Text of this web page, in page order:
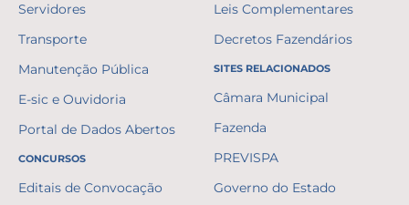
Servidores
Transporte
Manutenção Pública
E-sic e Ouvidoria
Portal de Dados Abertos
CONCURSOS
Editais de Convocação
Leis Complementares
Decretos Fazendários
SITES RELACIONADOS
Câmara Municipal
Fazenda
PREVISPA
Governo do Estado